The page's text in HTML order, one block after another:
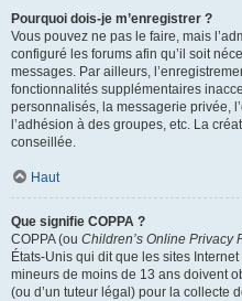
Pourquoi dois-je m’enregistrer ?
Vous pouvez ne pas le faire, mais
configuré les forums afin qu’il soit
messages. Par ailleurs,
fonctionnalités supplémentaires
personnalisés, la messagerie privée,
l’adhésion à des groupes, etc. La
conseillée.
Haut
Que signifie COPPA ?
COPPA (ou Children’s Online Privacy
États-Unis qui dit que les sites
mineurs de moins de 13 ans doivent
(ou d’un tuteur légal) pour la collecte